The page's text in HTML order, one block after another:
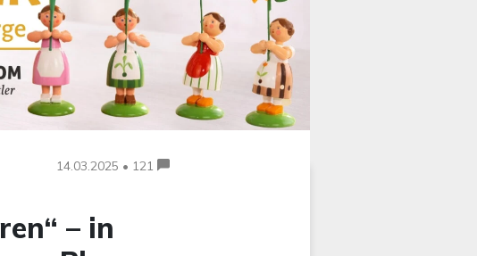
14.03.2025 • 121
– in